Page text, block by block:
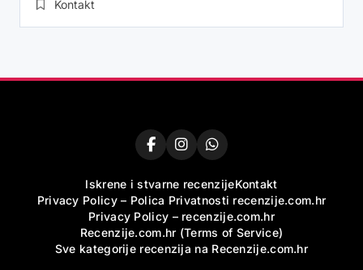
Kontakt
Iskrene i stvarne recenzijeKontakt
Privacy Policy – Polica Privatnosti recenzije.com.hr
Privacy Policy – recenzije.com.hr
Recenzije.com.hr (Terms of Service)
Sve kategorije recenzija na Recenzije.com.hr